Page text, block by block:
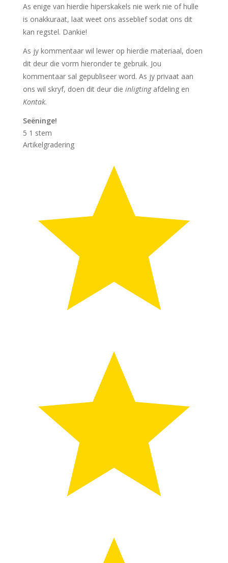
As enige van hierdie hiperskakels nie werk nie of hulle
is onakkuraat, laat weet ons asseblief sodat ons dit
kan regstel. Dankie!
As jy kommentaar wil lewer op hierdie materiaal, doen
dit deur die vorm hieronder te gebruik. Jou
kommentaar sal gepubliseer word. As jy privaat aan
ons wil skryf, doen dit deur die inligtingafdeling en
Kontak.
Seëninge!
5 1 stem
Artikelgradering